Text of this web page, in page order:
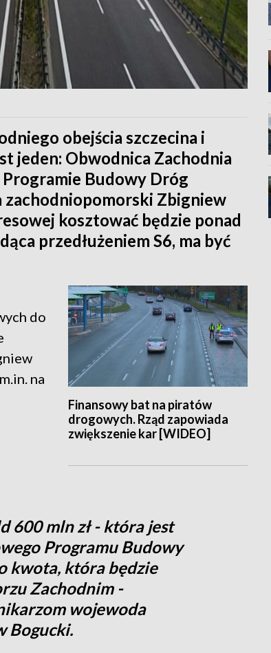
obejścia szczecina i
jeden: Obwodnica Zachodnia
Programie Budowy Dróg
Zbigniew
kosztować będzie ponad
przedłużeniem S6, ma być
Finansowy bat na piratów
drogowych. Rząd zapowiada
zwiększenie kar [WIDEO]
do
na
600 mln zł - która jest
Programu Budowy
kwota, która będzie
Zachodnim -
wojewoda
Bogucki.